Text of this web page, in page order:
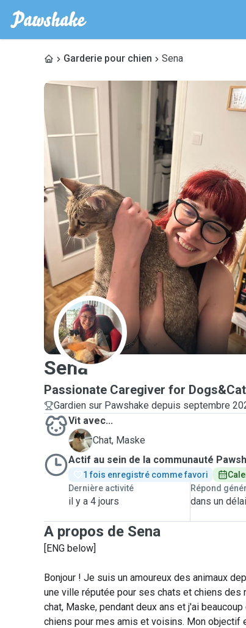
Garderie pour chien Sena
S
Sena
Passionate Caregiver for
Gardien sur Pawshake depuis septembre
Vit avec...
M
Chat, Maske
Actif au sein de la communauté
1 fois enregistré comme favori
Dernière activité
il y a 4 jours
Répond
dans un
A propos de Sena
[ENG below]
Bonjour ! Je suis un amoureux des animaux
une ville réputée pour ses chats et chiens des
chat, Maske, pendant deux ans et j'ai
chiens pour mes amis et voisins. Mon objectif